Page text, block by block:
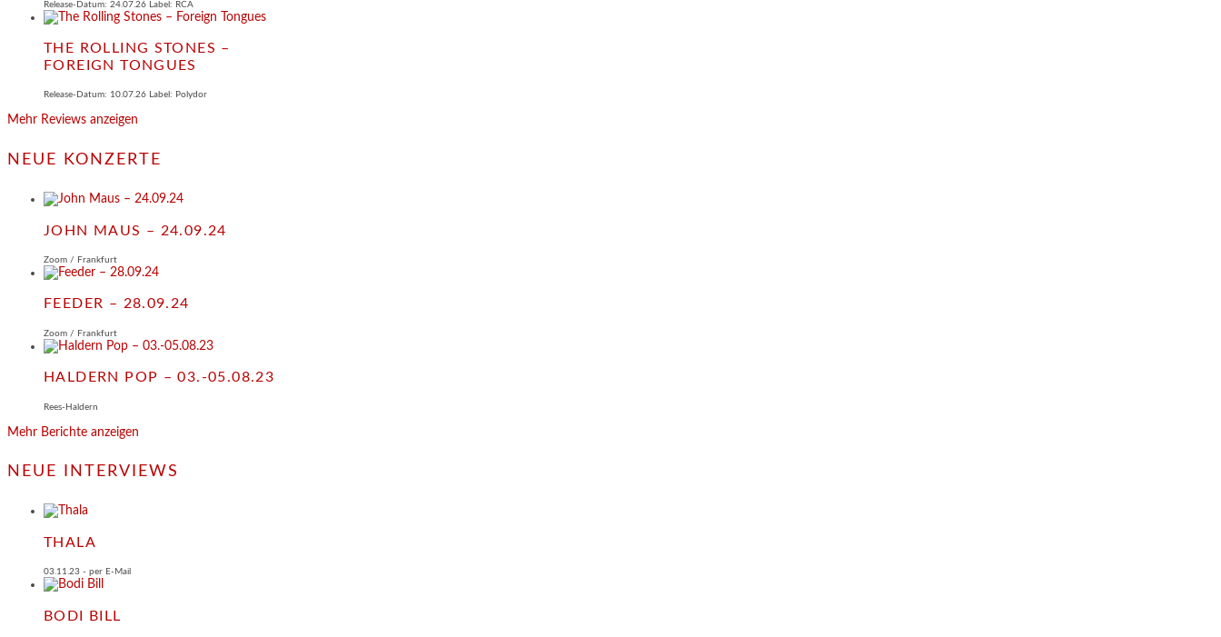
Release-Datum: 24.07.26 Label: RCA
THE ROLLING STONES –
FOREIGN TONGUES
Release-Datum: 10.07.26 Label: Polydor
Mehr Reviews anzeigen
NEUE KONZERTE
JOHN MAUS – 24.09.24
Zoom / Frankfurt
FEEDER – 28.09.24
Zoom / Frankfurt
HALDERN POP – 03.-05.08.23
Rees-Haldern
Mehr Berichte anzeigen
NEUE INTERVIEWS
THALA
03.11.23 - per E-Mail
BODI BILL